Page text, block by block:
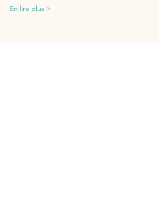
En lire plus >